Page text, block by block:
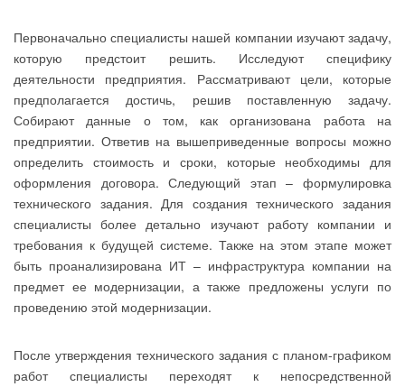
Первоначально специалисты нашей компании изучают задачу,
которую предстоит решить. Исследуют специфику
деятельности предприятия. Рассматривают цели, которые
предполагается достичь, решив поставленную задачу.
Собирают данные о том, как организована работа на
предприятии. Ответив на вышеприведенные вопросы можно
определить стоимость и сроки, которые необходимы для
оформления договора. Следующий этап – формулировка
технического задания. Для создания технического задания
специалисты более детально изучают работу компании и
требования к будущей системе. Также на этом этапе может
быть проанализирована ИТ – инфраструктура компании на
предмет ее модернизации, а также предложены услуги по
проведению этой модернизации.
После утверждения технического задания с планом-графиком
работ специалисты переходят к непосредственной